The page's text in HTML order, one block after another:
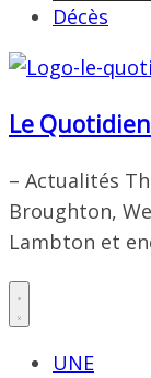
Décès
Le
– Actualités
Broughton,
Lambton et
UNE